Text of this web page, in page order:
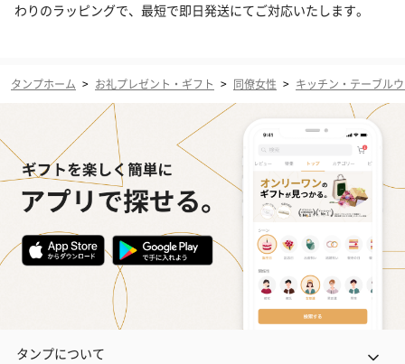
わりのラッピングで、最短で即日発送にてご対応いたします。
タンプホーム > お礼プレゼント・ギフト > 同僚女性 > キッチン・テーブル
タンプについて